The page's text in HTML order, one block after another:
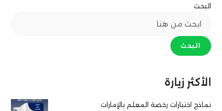
البحث
البحث
الأكثر زيارة
نماذج اختبارات رخصة المعلم بالإمارات